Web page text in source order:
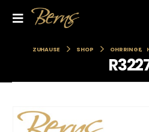
ZUHAUSE SHOP OHRRINGE,